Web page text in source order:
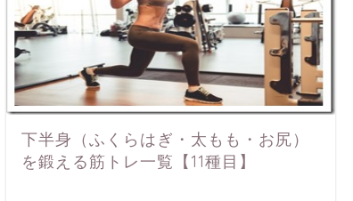
下半身（ふくらはぎ・太もも・お尻）
を鍛える筋トレ一覧【11種目】